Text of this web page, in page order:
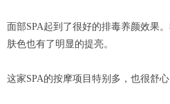
面部SPA起到了很好的排毒养颜效果
肤色也有了明显的提亮。
这家SPA的按摩项目特别多，也很舒